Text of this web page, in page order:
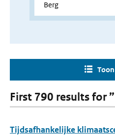
First 790 results for
Tijdsafhankelijke